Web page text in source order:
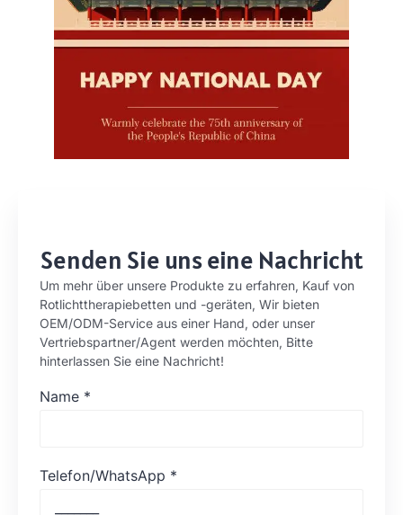
Senden Sie uns eine Nachricht
Um mehr über unsere Produkte zu erfahren, Kauf von
Rotlichttherapiebetten und -geräten, Wir bieten
OEM/ODM-Service aus einer Hand, oder unser
Vertriebspartner/Agent werden möchten, Bitte
hinterlassen Sie eine Nachricht!
Name *
Telefon/WhatsApp *